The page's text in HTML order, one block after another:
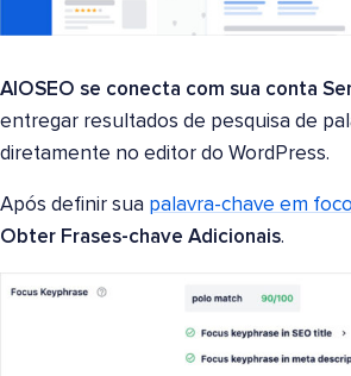
AIOSEO se conecta com sua conta
entregar resultados de pesquisa de
diretamente no editor do WordPress.
Após definir sua palavra-chave em foco
Obter Frases-chave Adicionais.